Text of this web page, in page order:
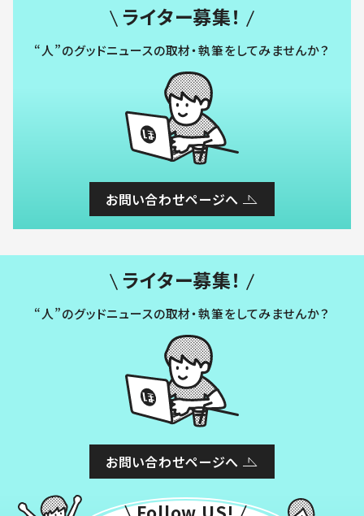
ライター募集！
“人”のグッドニュースの取材・執筆をしてみませんか？
お問い合わせページへ
ライター募集！
“人”のグッドニュースの取材・執筆をしてみませんか？
お問い合わせページへ